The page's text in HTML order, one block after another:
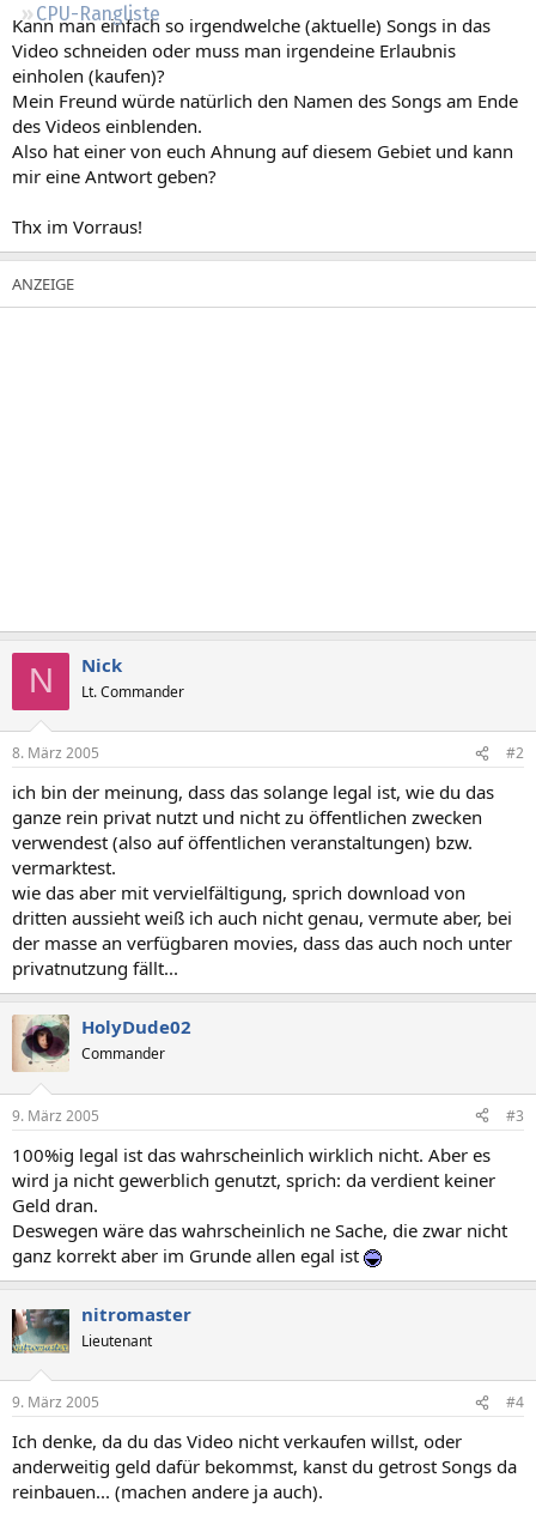
CPU-Rangliste
Kann man einfach so irgendwelche (aktuelle) Songs in das
Video schneiden oder muss man irgendeine Erlaubnis
einholen (kaufen)?
Mein Freund würde natürlich den Namen des Songs am Ende
des Videos einblenden.
Also hat einer von euch Ahnung auf diesem Gebiet und kann
mir eine Antwort geben?
Thx im Vorraus!
N Nick
Lt. Commander
8. März 2005 #2
ich bin der meinung, dass das solange legal ist, wie du das
ganze rein privat nutzt und nicht zu öffentlichen zwecken
verwendest (also auf öffentlichen veranstaltungen) bzw.
vermarktest.
wie das aber mit vervielfältigung, sprich download von
dritten aussieht weiß ich auch nicht genau, vermute aber, bei
der masse an verfügbaren movies, dass das auch noch unter
privatnutzung fällt...
HolyDude02
Commander
9. März 2005 #3
100%ig legal ist das wahrscheinlich wirklich nicht. Aber es
wird ja nicht gewerblich genutzt, sprich: da verdient keiner
Geld dran.
Deswegen wäre das wahrscheinlich ne Sache, die zwar nicht
ganz korrekt aber im Grunde allen egal ist
nitromaster
Lieutenant
9. März 2005 #4
Ich denke, da du das Video nicht verkaufen willst, oder
anderweitig geld dafür bekommst, kanst du getrost Songs da
reinbauen... (machen andere ja auch).